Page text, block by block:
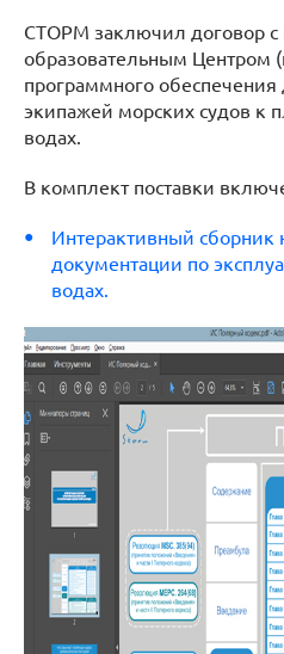
СТОРМ заключил договор
образовательным Центром
программного
экипажей морских судов к
водах.
В комплект поставки
Интерактивный сборник
документации по
водах.